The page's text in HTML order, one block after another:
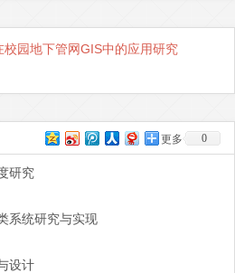
园地下管网GIS中的应用研究
更多 0
研究
系统研究与实现
设计